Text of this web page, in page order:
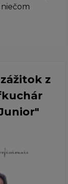
z